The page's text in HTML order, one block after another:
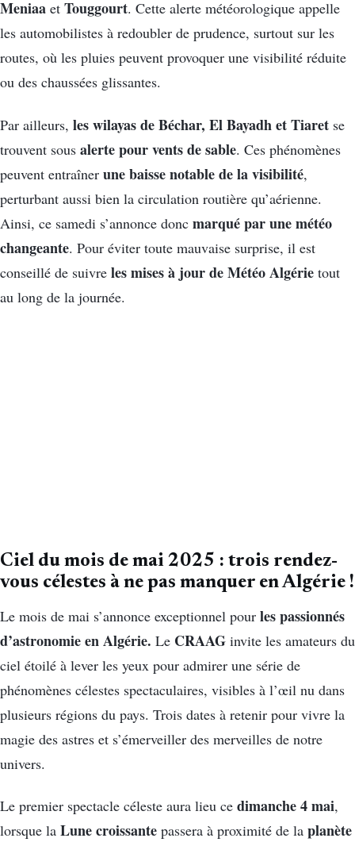
Meniaa et Touggourt. Cette alerte météorologique appelle
les automobilistes à redoubler de prudence, surtout sur les
routes, où les pluies peuvent provoquer une visibilité réduite
ou des chaussées glissantes.
Par ailleurs, les wilayas de Béchar, El Bayadh et Tiaret se
trouvent sous alerte pour vents de sable. Ces phénomènes
peuvent entraîner une baisse notable de la visibilité,
perturbant aussi bien la circulation routière qu’aérienne.
Ainsi, ce samedi s’annonce donc marqué par une météo
changeante. Pour éviter toute mauvaise surprise, il est
conseillé de suivre les mises à jour de Météo Algérie tout
au long de la journée.
Ciel du mois de mai 2025 : trois rendez-
vous célestes à ne pas manquer en Algérie !
Le mois de mai s’annonce exceptionnel pour les passionnés
d’astronomie en Algérie. Le CRAAG invite les amateurs du
ciel étoilé à lever les yeux pour admirer une série de
phénomènes célestes spectaculaires, visibles à l’œil nu dans
plusieurs régions du pays. Trois dates à retenir pour vivre la
magie des astres et s’émerveiller des merveilles de notre
univers.
Le premier spectacle céleste aura lieu ce dimanche 4 mai,
lorsque la Lune croissante passera à proximité de la planète